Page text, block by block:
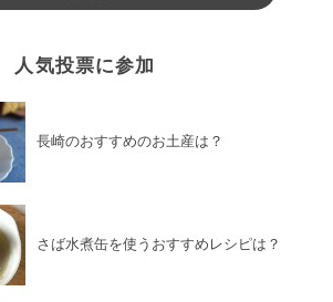
人気投票に参加
長崎のおすすめのお土産は？
さば水煮缶を使うおすすめレシピは？